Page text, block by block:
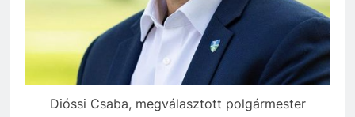
Dióssi Csaba, megválasztott polgármester